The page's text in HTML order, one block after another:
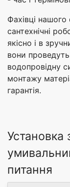
Фахівці
сантехнічні
якісно і в
вони
водопровідну
монтажу
гарантія.
Установка
питання